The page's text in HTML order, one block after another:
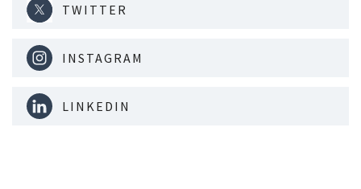
TWITTER
INSTAGRAM
LINKEDIN